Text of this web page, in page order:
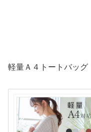
軽量Ａ４トートバッグ